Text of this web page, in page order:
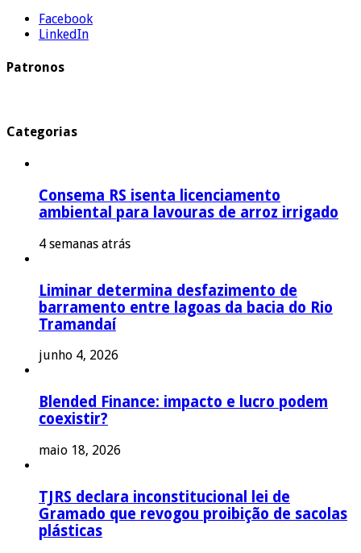
Facebook
LinkedIn
Patronos
Categorias
Consema RS isenta licenciamento
ambiental para lavouras de arroz irrigado
4 semanas atrás
Liminar determina desfazimento de
barramento entre lagoas da bacia do Rio
Tramandaí
junho 4, 2026
Blended Finance: impacto e lucro podem
coexistir?
maio 18, 2026
TJRS declara inconstitucional lei de
Gramado que revogou proibição de sacolas
plásticas